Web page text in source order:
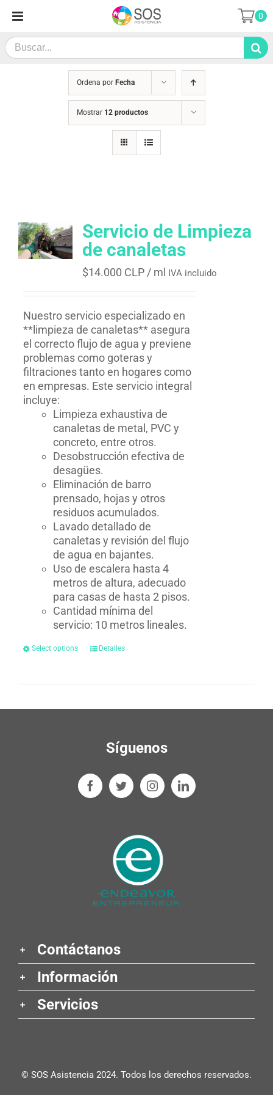
contenido
Search
for:
0
Ordena por Fecha
Mostrar 12 productos
Servicio de Limpieza
de canaletas
$14.000 CLP/ ml IVA incluido
Nuestro servicio especializado en
**limpieza de canaletas** asegura
el correcto flujo de agua y previene
problemas como goteras y
filtraciones tanto en hogares como
en empresas. Este servicio integral
incluye:
Limpieza exhaustiva de
canaletas de metal, PVC y
concreto, entre otros.
Desobstrucción efectiva de
desagües.
Eliminación de barro
prensado, hojas y otros
residuos acumulados.
Lavado detallado de
canaletas y revisión del flujo
de agua en bajantes.
Uso de escalera hasta 4
metros de altura, adecuado
para casas de hasta 2 pisos.
Cantidad mínima del
servicio: 10 metros lineales.
Select options Detalles
Síguenos
Contáctanos
Información
Servicios
© SOS Asistencia 2024. Todos los derechos reservados.